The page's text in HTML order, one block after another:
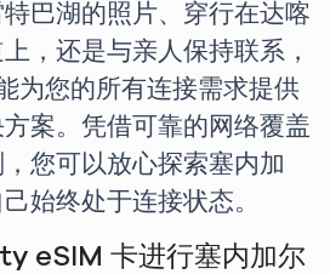
巴湖的照片、穿行在达喀
，还是与亲人保持联系，
为您的所有连接需求提供
案。凭借可靠的网络覆盖
您可以放心探索塞内加
始终处于连接状态。
eSIM 卡进行塞内加尔